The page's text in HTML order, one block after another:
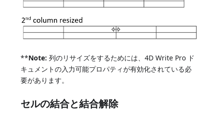
**Note: 列のリサイズをするためには、4D Write Pro ド
キュメントの入力可能プロパティが有効化されている必
要があります。
セルの結合と結合解除